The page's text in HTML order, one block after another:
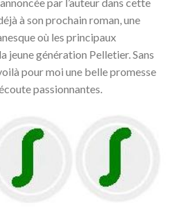
à son prochain roman, une
où les principaux
jeune génération Pelletier. Sans
pour moi une belle promesse
passionnantes.